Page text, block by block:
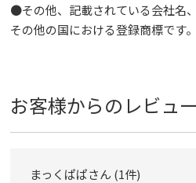
●その他、記載されている会社名
その他の国における登録商標です。
お客様からのレビュー
まっくぱぱ 1件